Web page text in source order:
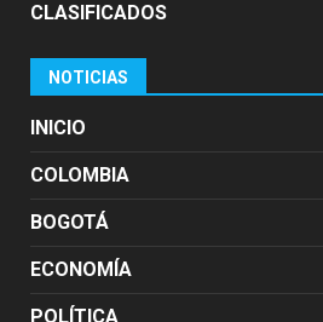
CLASIFICADOS
NOTICIAS
INICIO
COLOMBIA
BOGOTÁ
ECONOMÍA
POLÍTICA